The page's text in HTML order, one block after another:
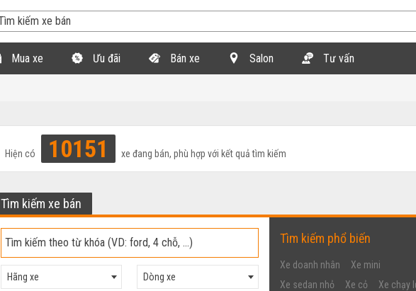
Mua xe Ưu đãi Bán xe Salon Tư vấn
Hiện có 10151 xe đang bán, phù hợp với kết quả tìm kiếm
Tìm kiếm xe bán
Hãng xe Dòng xe
Tìm kiếm phổ biến
Xe doanh nhân
Xe mini
Xe sedan nhỏ
Xe cỏ
Xe chạy